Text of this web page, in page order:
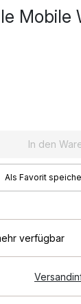
Mobile
In den
Als Favorit
verfügbar